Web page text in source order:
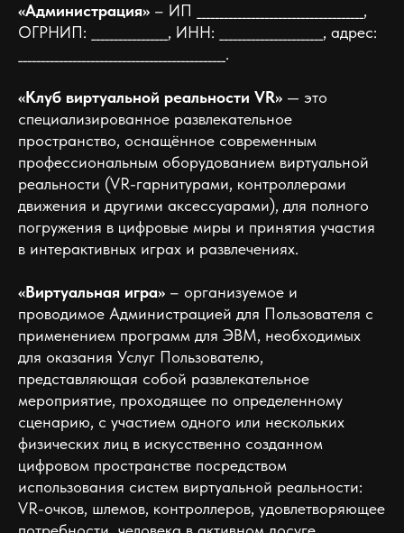
«Администрация» – ИП _____________________________________,
ОГРНИП: _________________, ИНН: _______________________, адрес:
______________________________________________.
«Клуб виртуальной реальности VR» — это
специализированное развлекательное
пространство, оснащённое современным
профессиональным оборудованием виртуальной
реальности (VR-гарнитурами, контроллерами
движения и другими аксессуарами), для полного
погружения в цифровые миры и принятия участия
в интерактивных играх и развлечениях.
«Виртуальная игра» – организуемое и
проводимое Администрацией для Пользователя с
применением программ для ЭВМ, необходимых
для оказания Услуг Пользователю,
представляющая собой развлекательное
мероприятие, проходящее по определенному
сценарию, с участием одного или нескольких
физических лиц в искусственно созданном
цифровом пространстве посредством
использования систем виртуальной реальности:
VR-очков, шлемов, контроллеров, удовлетворяющее